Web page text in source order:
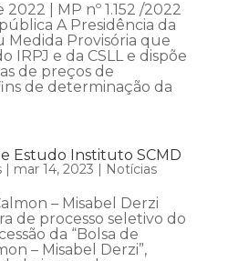
| MP nº 1.152 /2022
A Presidência da
Provisória que
IRPJ e da CSLL e dispõe
de preços de
de determinação da
Estudo Instituto SCMD
| mar 14, 2023 | Notícias
– Misabel Derzi
de processo seletivo do
da “Bolsa de
– Misabel Derzi”,